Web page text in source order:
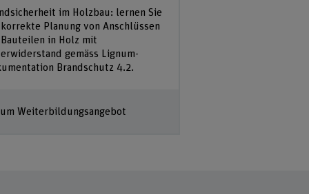
im Holzbau: lernen Sie
Planung von Anschlüssen
Bauteilen in Holz mit
gemäss Lignum-
Brandschutz 4.2.
Weiterbildungsangebot